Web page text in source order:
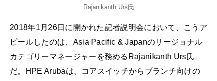
Rajanikanth Urs氏
2018年1月26日に開かれた記者説明会において、こうア
ピールしたのは、Asia Pacific & Japanのリージョナル
カテゴリーマネージャーを務めるRajanikanth Urs氏
だ。HPE Arubaは、コアスイッチからブランチ向けの